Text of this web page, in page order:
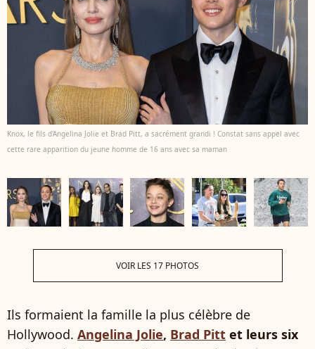
Knox, le fils d'Angelina Jolie et Brad Pitt, a sacrément grandi ! Constat sans appel avec
cette rare apparition du jeune homme de 16 ans avec sa maman
VOIR LES 17 PHOTOS
Ils formaient la famille la plus célèbre de
Hollywood. Angelina Jolie, Brad Pitt et leurs six